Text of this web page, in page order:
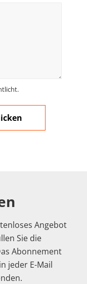
Angebot
Sie die
Abonnement
jeder E-Mail